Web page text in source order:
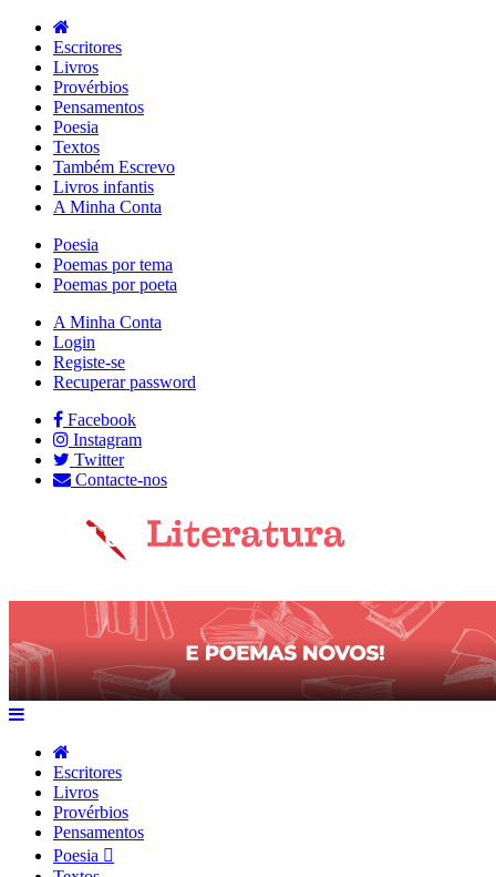
Escritores
Livros
Provérbios
Pensamentos
Poesia
Textos
Também Escrevo
Livros infantis
A Minha Conta
Poesia
Poemas por tema
Poemas por poeta
A Minha Conta
Login
Registe-se
Recuperar password
Facebook
Instagram
Twitter
Contacte-nos
Escritores
Livros
Provérbios
Pensamentos
Poesia